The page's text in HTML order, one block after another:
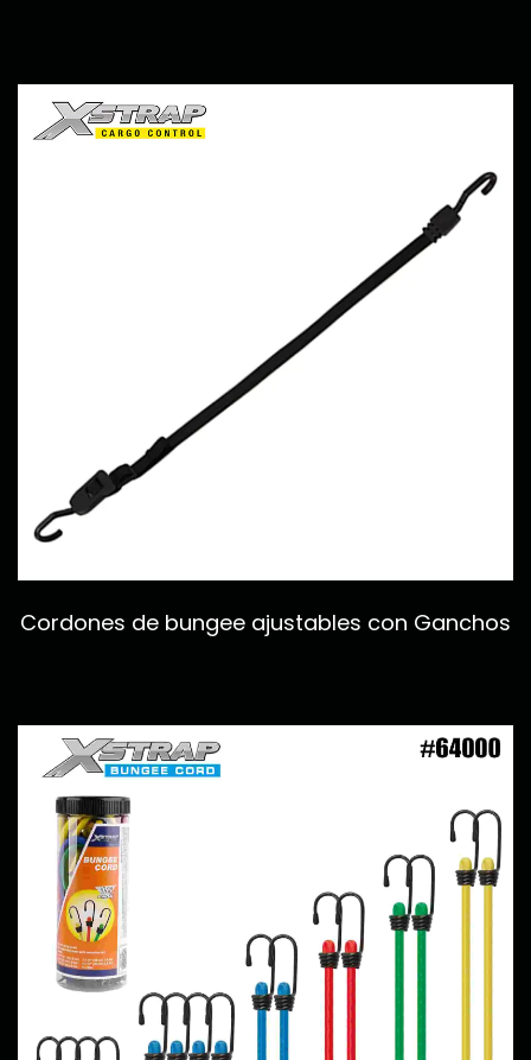
Cordones de bungee ajustables con Ganchos